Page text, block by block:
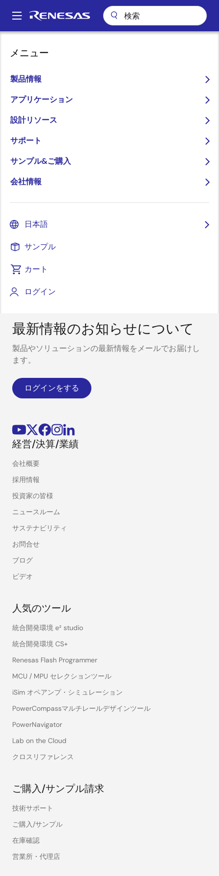
ン
Main
メニュー
製品情報
アプリケーション
設計リソース
サポート
サンプル&ご購入
会社情報
日本語
サンプル
カート
ログイン
パ
ン
く
ず
RZ/T2M FSP for Ethernet
using lwIP
このビデオについて
ます。
最新情報のお知らせについて
製品やソリューションの最新情報をメールでお届けし
ます。
ログインをする
経営/決算/業績
会社概要
採用情報
投資家の皆様
ニュースルーム
サステナビリティ
お問合せ
ブログ
ビデオ
人気のツール
統合開発環境 e² studio
統合開発環境 CS+
Renesas Flash Programmer
MCU / MPU セレクションツール
iSim オペアンプ・シミュレーション
PowerCompassマルチレールデザインツール
PowerNavigator
Lab on the Cloud
クロスリファレンス
ご購入/サンプル請求
技術サポート
ご購入/サンプル
在庫確認
営業所・代理店